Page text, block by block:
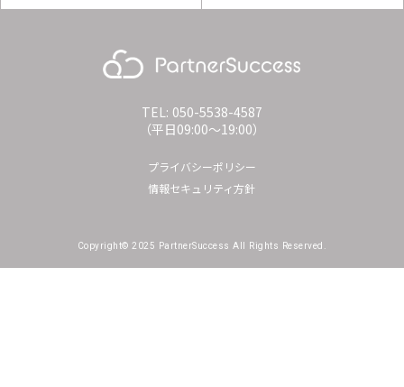
TEL: 050-5538-4587
（平日09:00〜19:00）
プライバシーポリシー
情報セキュリティ方針
Copyright© 2025 PartnerSuccess All Rights Reserved.